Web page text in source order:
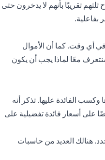
تقريبًا بأنهم لا يدخرون حتى
بفاعلية.
أي وقت. كما أن الأموال
معًا لماذا يجب أن يكون
الفائدة عليها. تذكر أنه
على أسعار فائدة تفضيلية على
هنالك العديد من حاسبات